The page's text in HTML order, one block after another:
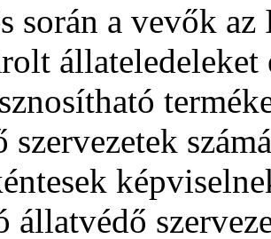
során a vevők
állateledeleket
szervezetek
állatvédő